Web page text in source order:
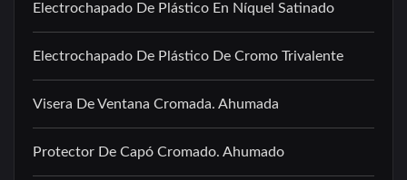
Electrochapado De Plástico En Níquel Satinado
Electrochapado De Plástico De Cromo Trivalente
Visera De Ventana Cromada. Ahumada
Protector De Capó Cromado. Ahumado